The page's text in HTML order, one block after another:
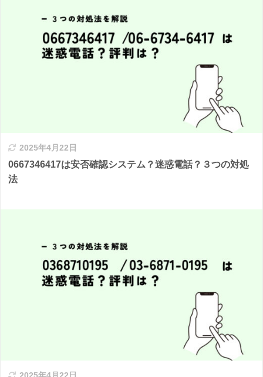
2025年4月22日
0667346417は安否確認システム？迷惑電話？３つの対処
法